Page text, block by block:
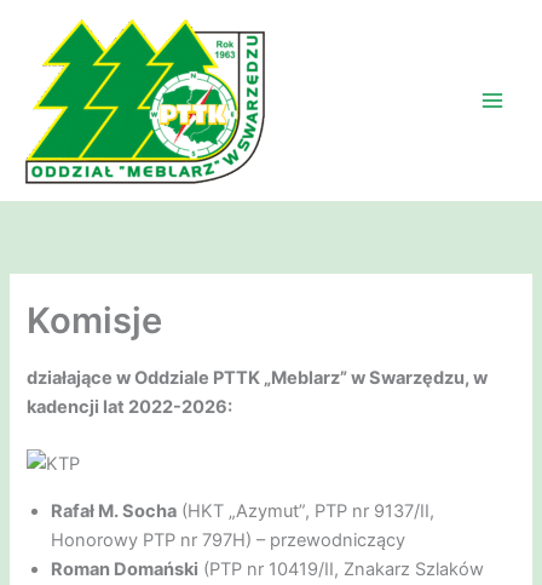
treści
Komisje
działające w Oddziale PTTK „Meblarz” w Swarzędzu, w
kadencji lat 2022-2026:
Rafał M. Socha (HKT „Azymut”, PTP nr 9137/II,
Honorowy PTP nr 797H) – przewodniczący
Roman Domański (PTP nr 10419/II, Znakarz Szlaków